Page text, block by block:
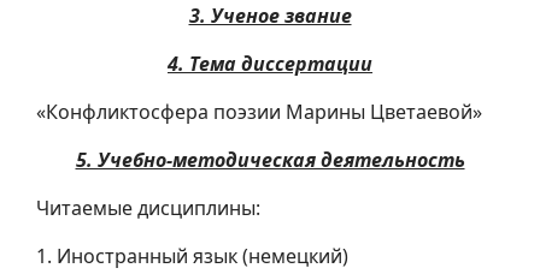
3. Ученое звание
4. Тема диссертации
«Конфликтосфера поэзии Марины Цветаевой»
5. Учебно-методическая деятельность
Читаемые дисциплины:
1. Иностранный язык (немецкий)